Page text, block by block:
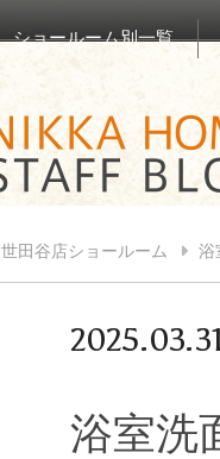
ショールーム別一覧
世田谷店ショールーム 浴
浴室洗